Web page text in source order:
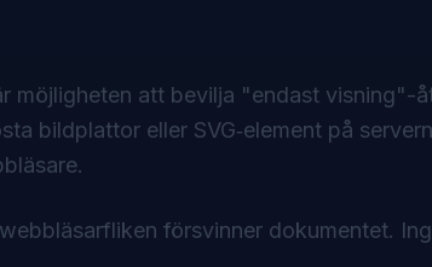
möjligheten att bevilja "endast visning"-
bildplattor eller SVG‑element på
försvinner dokumentet.